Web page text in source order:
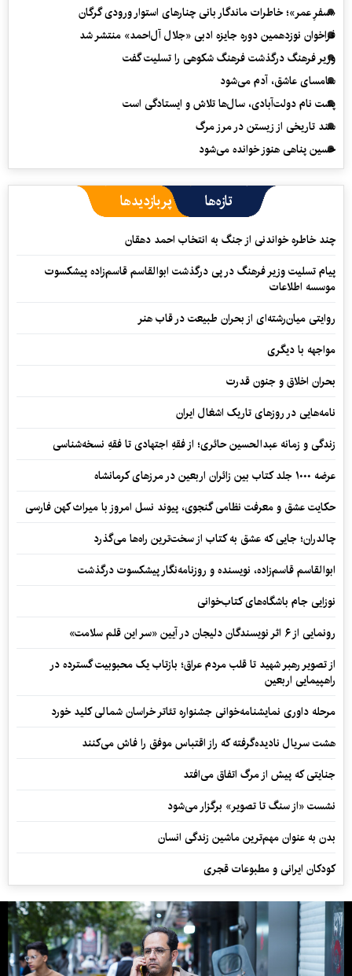
«سفرِ عمر»؛ خاطرات ماندگار بانی چنارهای استوار ورودی گرگان
فراخوان نوزدهمین دوره جایزه ادبی «جلال آل‌احمد» منتشر شد
وزیر فرهنگ درگذشت فرهنگ شکوهی را تسلیت گفت
سامسای عاشق، آدم می‌شود
پشت نام دولت‌آبادی، سال‌ها تلاش و ایستادگی است
سند تاریخی از زیستن در مرز مرگ
حسین پناهی هنوز خوانده می‌شود
تازه‌ها پربازدیدها
چند خاطره خواندنی از جنگ به انتخاب احمد دهقان
پیام تسلیت وزیر فرهنگ در پی درگذشت ابوالقاسم قاسم‌زاده پیشکسوت
موسسه اطلاعات
روایتی میان‌رشته‌ای از بحران طبیعت در قاب هنر
مواجهه با دیگری
بحران اخلاق و جنون قدرت
نامه‌هایی در روزهای تاریک اشغال ایران
زندگی و زمانه عبدالحسین حائری؛ از فقهِ اجتهادی تا فقهِ نسخه‌شناسی
عرضه ۱۰۰۰ جلد کتاب بین زائران اربعین در مرزهای کرمانشاه
حکایت عشق و معرفت نظامی گنجوی، پیوند نسل امروز با میراث کهن فارسی
چالدران؛ جایی که عشق به کتاب از سخت‌ترین راه‌ها می‌گذرد
ابوالقاسم قاسم‌زاده، نویسنده و روزنامه‌نگار پیشکسوت درگذشت
نوزایی جام باشگاه‌های کتاب‌خوانی
رونمایی از ۶ اثر نویسندگان دلیجان در آیین «سر این قلم سلامت»
از تصویر رهبر شهید تا قلب مردم عراق؛ بازتاب یک محبوبیت گسترده در
راهپیمایی اربعین
مرحله داوری نمایشنامه‌خوانی جشنواره تئاتر خراسان شمالی کلید خورد
هشت سریال نادیده‌گرفته که راز اقتباس موفق را فاش می‌کنند
جنایتی که پیش از مرگ اتفاق می‌افتد
نشست «از سنگ تا تصویر» برگزار می‌شود
بدن به عنوان مهم‌ترین ماشین زندگی انسان
کودکان ایرانی و مطبوعات قجری